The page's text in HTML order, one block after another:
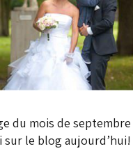
du mois de septembre
sur le blog aujourd’hui!